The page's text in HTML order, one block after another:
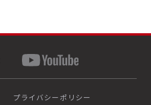
プライバシーポリシー